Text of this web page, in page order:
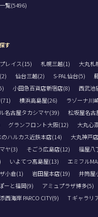
覧(5496)
す
レイス(15) 札幌三越(1) 大丸札
仙台三越(2) S-PAL仙台(5)
小田急百貨店新宿店(8) 西武池
横浜高島屋(26) ラゾーナ川
名古屋タカシマヤ(39) 松坂屋名古
グランフロント大阪(12) 大丸心
のハルカス近鉄本店(14) 大丸神戸
ヤ(3) そごう広島店(12) 福屋八
いよてつ髙島屋(13) エミフル
小倉(1) 岩田屋本店(19) 井筒屋
ーと福岡(9)
アミュプラザ博多(5)
西海岸 PARCO CITY(9) T ギャラリ